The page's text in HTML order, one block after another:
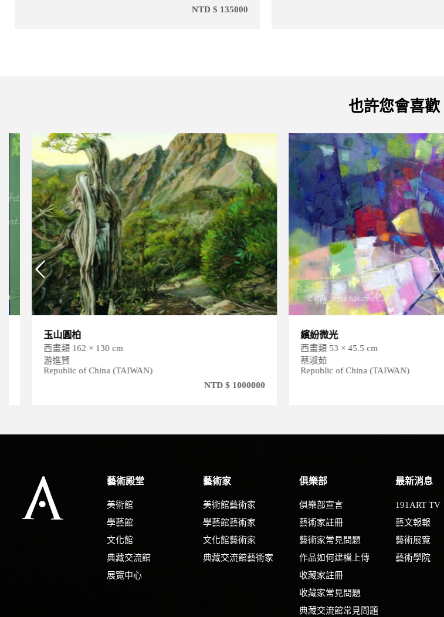
NTD $ 135000
也許您會喜歡
玉山圓柏
西畫類 162 × 130 cm
游進賢
Republic of China (TAIWAN)
NTD $ 1000000
繽紛微光
西畫類 53 × 45.5 cm
蔡淑茹
Republic of China (TAIWAN)
藝術殿堂
美術館
學藝館
文化館
典藏交流館
展覽中心
藝術家
美術館藝術家
學藝館藝術家
文化館藝術家
典藏交流館藝術家
俱樂部
俱樂部宣言
藝術家註冊
藝術家常見問題
作品如何建檔上傳
收藏家註冊
收藏家常見問題
典藏交流館常見問題
最新消息
191ART TV
藝文報報
藝術展覽
藝術學院